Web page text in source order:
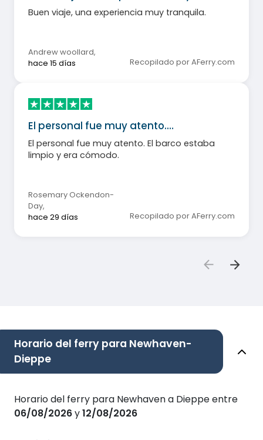
Buen viaje, una experiencia muy tranquila.
Andrew woollard,
hace 15 días
Recopilado por AFerry.com
El personal fue muy atento.…
El personal fue muy atento. El barco estaba
limpio y era cómodo.
Rosemary Ockendon-
Day,
hace 29 días
Recopilado por AFerry.com
Horario del ferry para Newhaven-
Dieppe
Horario del ferry para Newhaven a Dieppe entre
06/08/2026y12/08/2026